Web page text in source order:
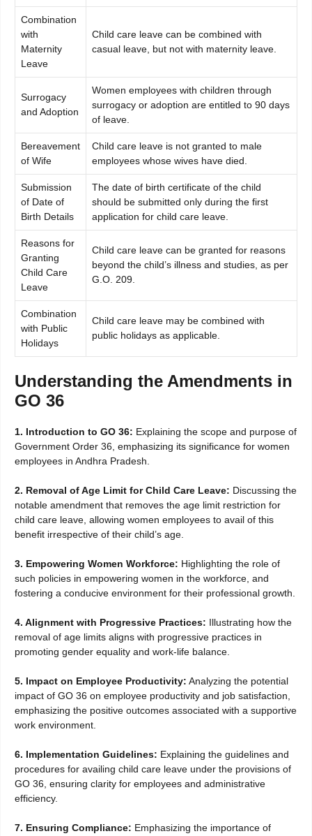
Combination
with
Maternity
Leave
Child care leave can be combined with
casual leave, but not with maternity leave.
Surrogacy
and Adoption
Women employees with children through
surrogacy or adoption are entitled to 90 days
of leave.
Bereavement
of Wife
Child care leave is not granted to male
employees whose wives have died.
Submission
of Date of
Birth Details
The date of birth certificate of the child
should be submitted only during the first
application for child care leave.
Reasons for
Granting
Child Care
Leave
Child care leave can be granted for reasons
beyond the child’s illness and studies, as per
G.O. 209.
Combination
with Public
Holidays
Child care leave may be combined with
public holidays as applicable.
Understanding the Amendments in
GO 36
1. Introduction to GO 36: Explaining the scope and purpose of
Government Order 36, emphasizing its significance for women
employees in Andhra Pradesh.
2. Removal of Age Limit for Child Care Leave: Discussing the
notable amendment that removes the age limit restriction for
child care leave, allowing women employees to avail of this
benefit irrespective of their child’s age.
3. Empowering Women Workforce: Highlighting the role of
such policies in empowering women in the workforce, and
fostering a conducive environment for their professional growth.
4. Alignment with Progressive Practices: Illustrating how the
removal of age limits aligns with progressive practices in
promoting gender equality and work-life balance.
5. Impact on Employee Productivity: Analyzing the potential
impact of GO 36 on employee productivity and job satisfaction,
emphasizing the positive outcomes associated with a supportive
work environment.
6. Implementation Guidelines: Explaining the guidelines and
procedures for availing child care leave under the provisions of
GO 36, ensuring clarity for employees and administrative
efficiency.
7. Ensuring Compliance: Emphasizing the importance of